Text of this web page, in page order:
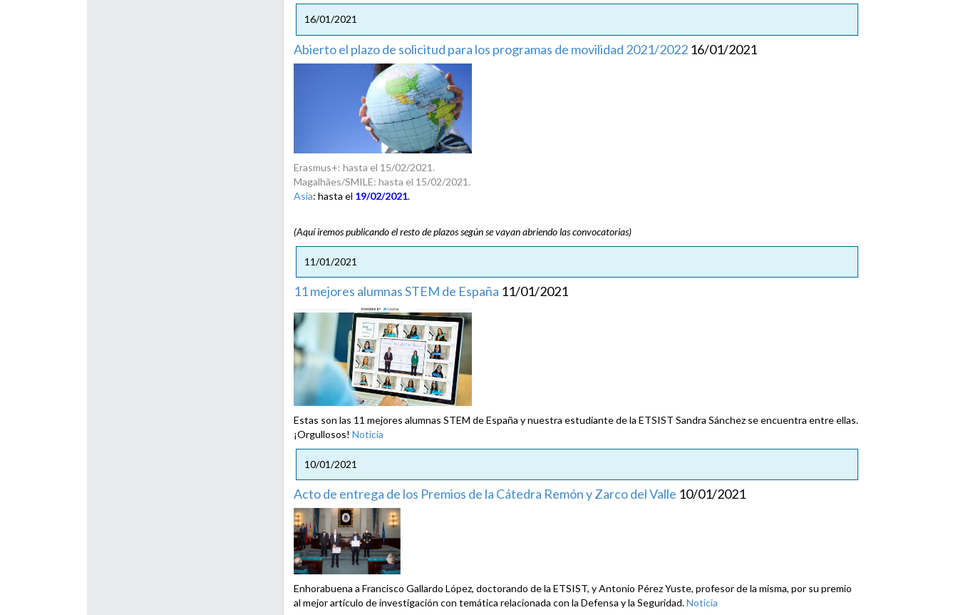
16/01/2021
Abierto el plazo de solicitud para los programas de movilidad 2021/2022 16/01/2021
Erasmus+: hasta el 15/02/2021.
Magalhães/SMILE: hasta el 15/02/2021.
Asia: hasta el 19/02/2021.
(Aquí iremos publicando el resto de plazos según se vayan abriendo las convocatorias)
11/01/2021
11 mejores alumnas STEM de España 11/01/2021
Estas son las 11 mejores alumnas STEM de España y nuestra estudiante de la ETSIST Sandra Sánchez se encuentra entre ellas.
¡Orgullosos! Noticia
10/01/2021
Acto de entrega de los Premios de la Cátedra Remón y Zarco del Valle 10/01/2021
Enhorabuena a Francisco Gallardo López, doctorando de la ETSIST, y Antonio Pérez Yuste, profesor de la misma, por su premio
al mejor artículo de investigación con temática relacionada con la Defensa y la Seguridad.Noticia